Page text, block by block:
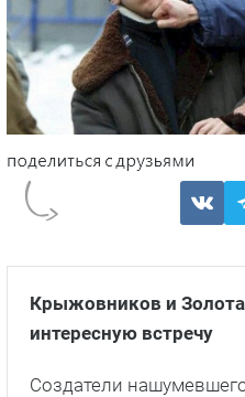
Крыжовников и
интересную встречу
Создатели